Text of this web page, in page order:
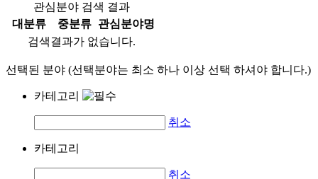
관심분야 검색 결과
대분류
중분류
관심분야명
검색결과가 없습니다.
선택된 분야 (선택분야는 최소 하나 이상 선택 하셔야 합니다.)
카테고리
취소
카테고리
취소